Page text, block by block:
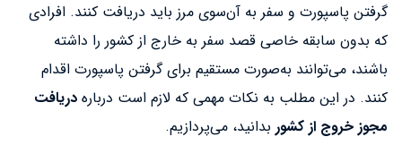
گرفتن پاسپورت و سفر به آن‌سوی مرز باید دریافت کنند. افرادی
که بدون سابقه خاصی قصد سفر به خارج از کشور را داشته
باشند، می‌توانند به‌صورت مستقیم برای گرفتن پاسپورت اقدام
کنند. در این مطلب به نکات مهمی که لازم است درباره دریافت
مجوز خروج از کشور بدانید، می‌پردازیم.